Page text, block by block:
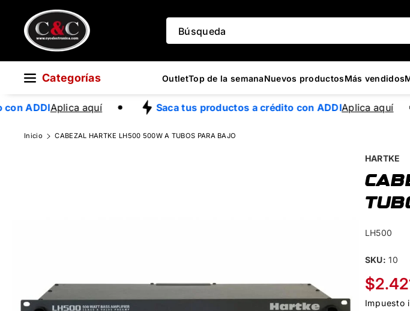
Directamente
Al Contenido
Búsqueda
Categorías OutletTop de la semanaNuevos productosMás vendidos
ADDIAplica aquí Saca tus productos a crédito con ADDIAplica aquí
Inicio CABEZAL HARTKE LH500 500W A TUBOS PARA BAJO
HARTKE
LH500
SKU: 10
Impuesto